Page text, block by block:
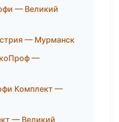
— Великий
— Мурманск
—
Комплект —
— Великий